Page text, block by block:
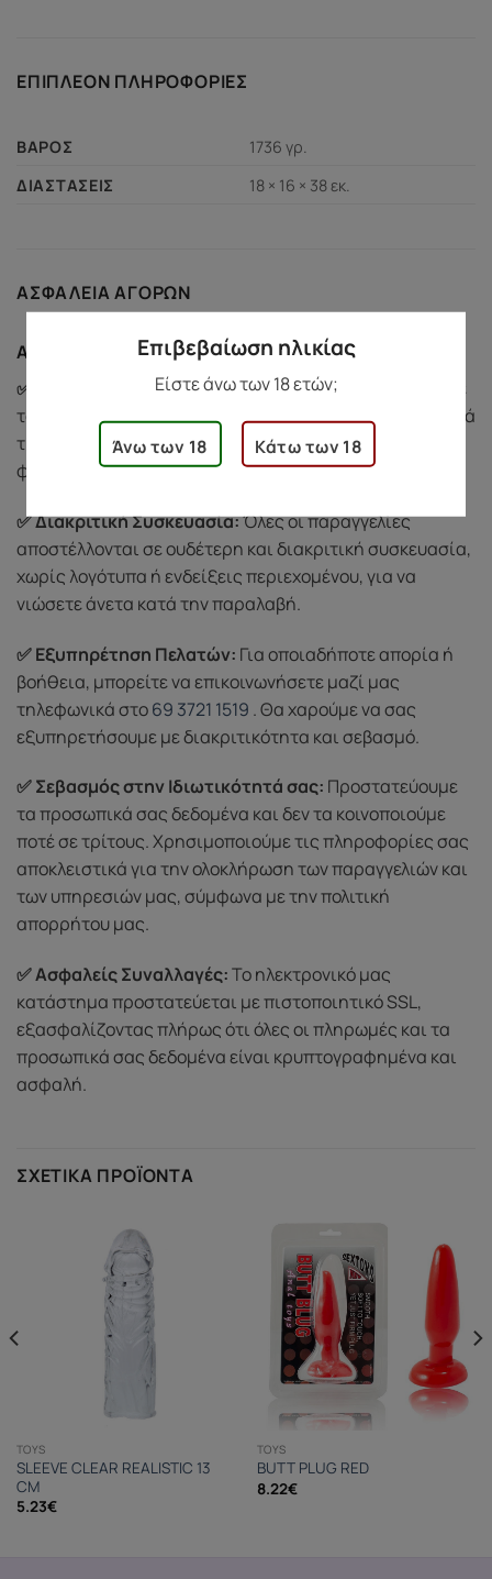
ΕΠΙΠΛΈΟΝ ΠΛΗΡΟΦΟΡΊΕΣ
ΒΆΡΟΣ
1736 γρ.
ΔΙΑΣΤΆΣΕΙΣ
18 × 16 × 38 εκ.
ΑΣΦΆΛΕΙΑ ΑΓΟΡΏΝ
Ασφάλεια Αγορών
✅ Προστασία Αγοράς:Αν υπάρξει κάποιο πρόβλημα με
το προϊόν σας (π.χ. ελαττωματικό ή κατεστραμμένο κατά
τη μεταφορά), είμαστε εδώ για εσάς. Η ομάδα μας θα
φροντίσει να βρει λύση άμεσα σε κάθε ζήτημα.
✅ Διακριτική Συσκευασία:Όλες οι παραγγελίες
αποστέλλονται σε ουδέτερη και διακριτική συσκευασία,
χωρίς λογότυπα ή ενδείξεις περιεχομένου, για να
νιώσετε άνετα κατά την παραλαβή.
✅ Εξυπηρέτηση Πελατών: Για οποιαδήποτε απορία ή
βοήθεια, μπορείτε να επικοινωνήσετε μαζί μας
τηλεφωνικά στο69 3721 1519 . Θα χαρούμε να σας
εξυπηρετήσουμε με διακριτικότητα και σεβασμό.
✅ Σεβασμός στην Ιδιωτικότητά σας: Προστατεύουμε
τα προσωπικά σας δεδομένα και δεν τα κοινοποιούμε
ποτέ σε τρίτους. Χρησιμοποιούμε τις πληροφορίες σας
αποκλειστικά για την ολοκλήρωση των παραγγελιών και
των υπηρεσιών μας, σύμφωνα με την πολιτική
απορρήτου μας.
✅ Ασφαλείς Συναλλαγές:Το ηλεκτρονικό μας
κατάστημα προστατεύεται με πιστοποιητικό SSL,
εξασφαλίζοντας πλήρως ότι όλες οι πληρωμές και τα
προσωπικά σας δεδομένα είναι κρυπτογραφημένα και
ασφαλή.
ΣΧΕΤΙΚΆ ΠΡΟΪΌΝΤΑ
TOYS
SLEEVE CLEAR REALISTIC 13
CM
5.23€
TOYS
BUTT PLUG RED
8.22€
Επιβεβαίωση ηλικίας
Είστε άνω των 18 ετών;
Άνω των 18 Κάτω των 18